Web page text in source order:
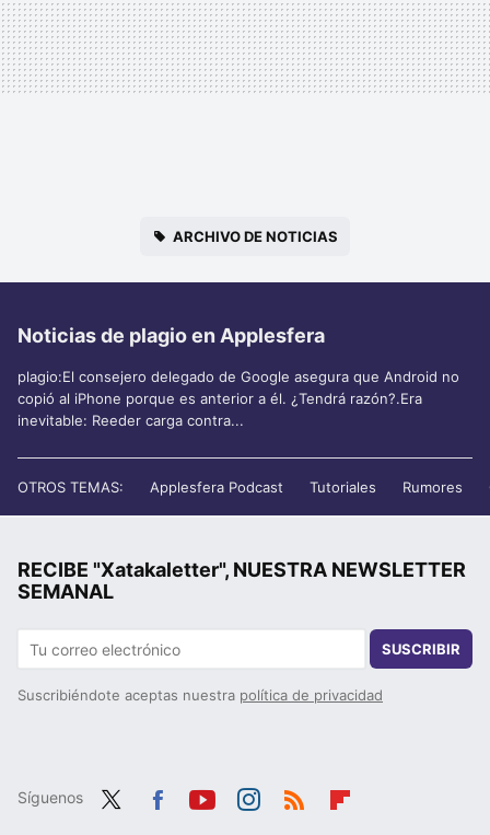
ARCHIVO DE NOTICIAS
Noticias de plagio en Applesfera
plagio:El consejero delegado de Google asegura que Android no
copió al iPhone porque es anterior a él. ¿Tendrá razón?.Era
inevitable: Reeder carga contra...
OTROS TEMAS: Applesfera Podcast Tutoriales Rumores
RECIBE "Xatakaletter", NUESTRA NEWSLETTER
SEMANAL
SUSCRIBIR
Suscribiéndote aceptas nuestra política de privacidad
Síguenos